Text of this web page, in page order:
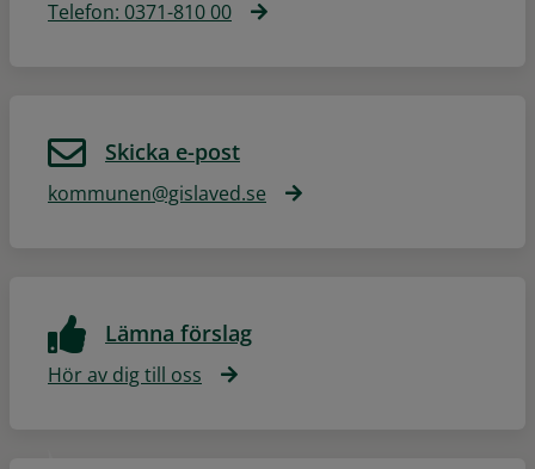
Telefon: 0371-810 00
Skicka e-post
kommunen@gislaved.se
Lämna förslag
Hör av dig till oss